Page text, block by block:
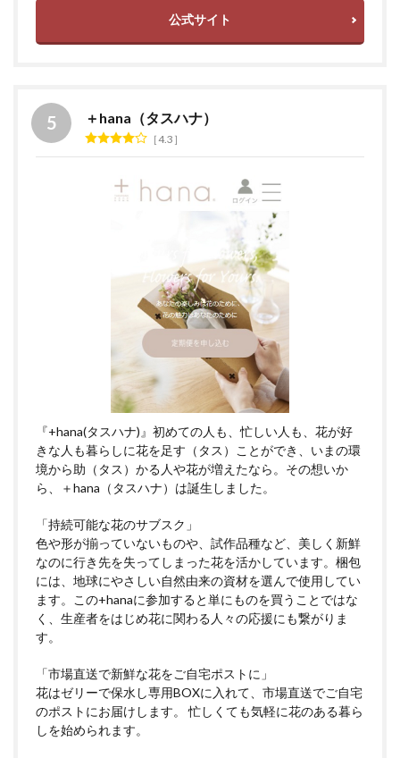
公式サイト
＋hana（タスハナ）
4.3
『+hana(タスハナ)』初めての人も、忙しい人も、花が好
きな人も暮らしに花を足す（タス）ことができ、いまの環
境から助（タス）かる人や花が増えたなら。その想いか
ら、＋hana（タスハナ）は誕生しました。
「持続可能な花のサブスク」
色や形が揃っていないものや、試作品種など、美しく新鮮
なのに行き先を失ってしまった花を活かしています。梱包
には、地球にやさしい自然由来の資材を選んで使用してい
ます。この+hanaに参加すると単にものを買うことではな
く、生産者をはじめ花に関わる人々の応援にも繋がりま
す。
「市場直送で新鮮な花をご自宅ポストに」
花はゼリーで保水し専用BOXに入れて、市場直送でご自宅
のポストにお届けします。 忙しくても気軽に花のある暮ら
しを始められます。